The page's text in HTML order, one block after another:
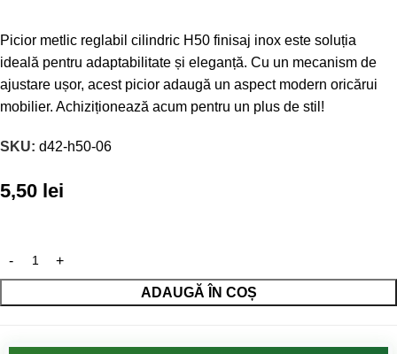
Picior metlic reglabil cilindric H50 finisaj inox este soluția
ideală pentru adaptabilitate și eleganță. Cu un mecanism de
ajustare ușor, acest picior adaugă un aspect modern oricărui
mobilier. Achiziționează acum pentru un plus de stil!
SKU: d42-h50-06
5,50 lei
ADAUGĂ ÎN COȘ